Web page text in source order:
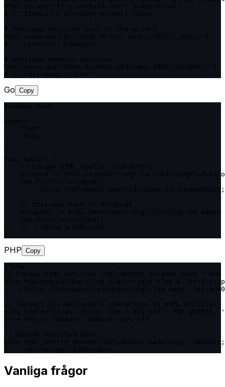
Go Copy
escaped := html.EscapeString(`<a
// → &lt;a
PHP Copy
echo htmlspecialchars('<p class="info">Tom & Jerry's</
// → &lt;p class=&quot;info&quot;&gt;Tom &amp;
echo htmlentities('Price: 10€ — 50% off', ENT_QUOTES,
echo html_entity_decode('&lt;div&gt;&amp;copy;
Vanliga frågor